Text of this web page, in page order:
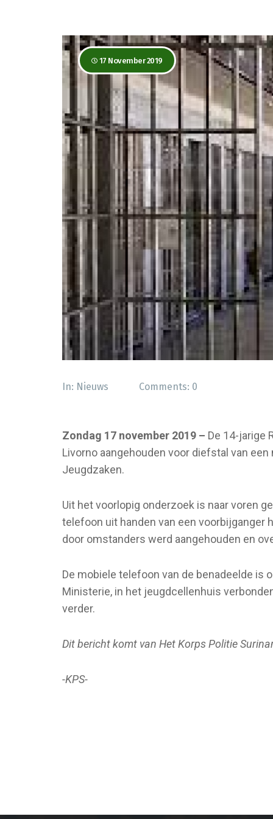
17 November 2019
In: Nieuws Comments: 0
Zondag 17 november 2019 – De 14-jarige
Livorno aangehouden voor diefstal van
Jeugdzaken.
Uit het voorlopig onderzoek is naar voren
telefoon uit handen van een voorbijganger
door omstanders werd aangehouden en
De mobiele telefoon van de benadeelde is
Ministerie, in het jeugdcellenhuis
verder.
Dit bericht komt van Het Korps Politie
-KPS-